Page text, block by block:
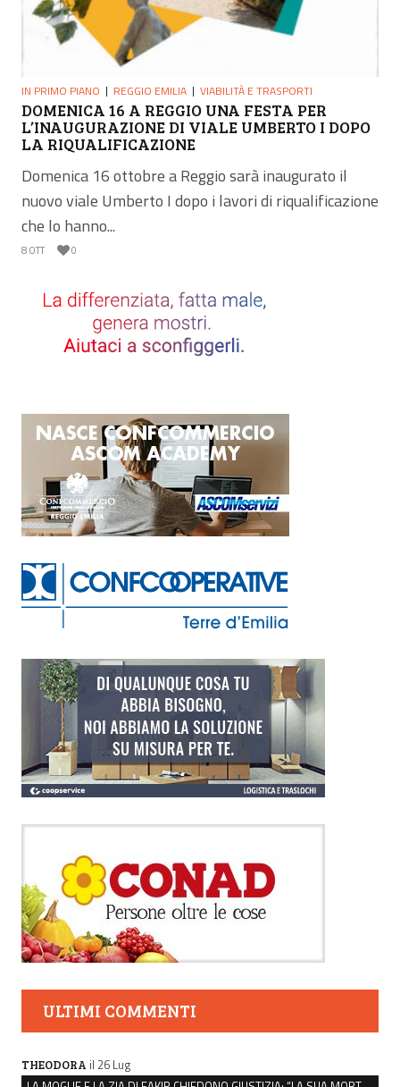
IN PRIMO PIANO REGGIO EMILIA VIABILITÀ E TRASPORTI
DOMENICA 16 A REGGIO UNA FESTA PER
L’INAUGURAZIONE DI VIALE UMBERTO I DOPO
LA RIQUALIFICAZIONE
Domenica 16 ottobre a Reggio sarà inaugurato il
nuovo viale Umberto I dopo i lavori di riqualificazione
che lo hanno...
8 OTT 0
ULTIMI COMMENTI
THEODORA il 26 Lug